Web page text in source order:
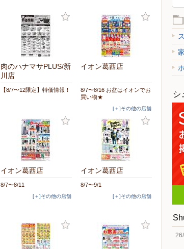
肉のハナマサPLUS/新
川店
【8/7〜12限定】特価情報！
イオン葛西店
8/7〜8/16 お盆はイオンでお
買い物★
[＋]その他の店舗
イオン葛西店
8/7〜8/11
[＋]その他の店舗
イオン葛西店
8/7〜9/1
[＋]その他の店舗
シ